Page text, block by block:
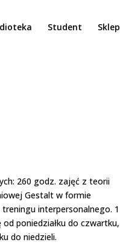
Student Sklep
260 godz. zajęć z teorii
Gestalt w formie
interpersonalnego. 1
poniedziałku do czwartku,
do niedzieli.